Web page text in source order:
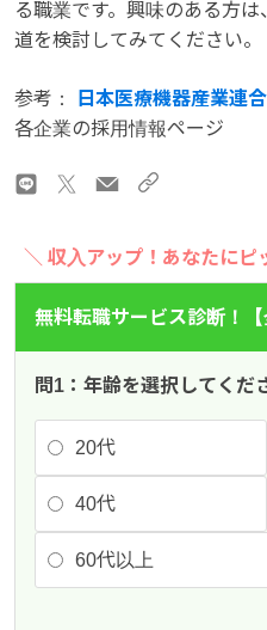
る職業です。興味のある方
道を検討してみてください。
参考： 日本医療機器産業連
各企業の採用情報ページ
＼ 収入アップ！あなたにピ
無料転職サービス診断！【
問1：年齢を選択してくだ
20代
40代
60代以上